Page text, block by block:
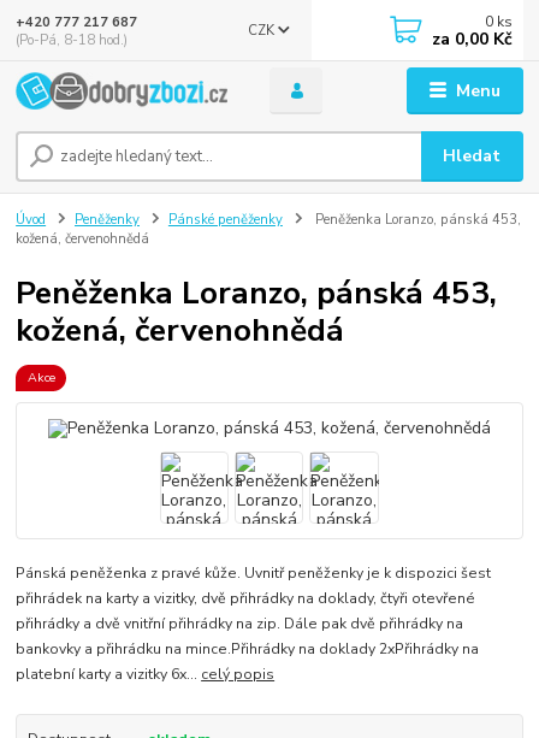
Menu
CZK
Hledat
+420 777 217 687
(Po-Pá, 8-18 hod.)
0 ks
za 0,00 Kč
Úvod Peněženky Pánské peněženky
Peněženka Loranzo, pánská 453,
kožená, červenohnědá
Peněženka Loranzo, pánská 453,
kožená, červenohnědá
Akce
Pánská peněženka z pravé kůže. Uvnitř peněženky je k dispozici šest
přihrádek na karty a vizitky, dvě přihrádky na doklady, čtyři otevřené
přihrádky a dvě vnitřní přihrádky na zip. Dále pak dvě přihrádky na
bankovky a přihrádku na mince.Přihrádky na doklady 2xPřihrádky na
platební karty a vizitky 6x... celý popis